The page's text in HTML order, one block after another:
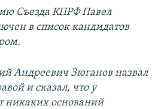
Съезда КПРФ Павел
в список кандидатов
Андреевич Зюганов назвал
и сказал, что у
никаких оснований